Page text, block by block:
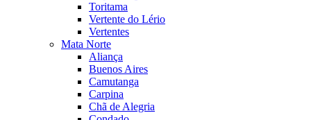
Toritama
Vertente do Lério
Vertentes
Mata Norte
Aliança
Buenos Aires
Camutanga
Carpina
Chã de Alegria